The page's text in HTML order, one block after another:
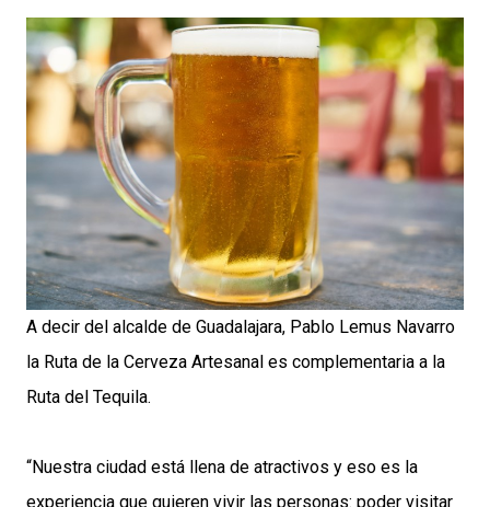
A decir del alcalde de Guadalajara, Pablo Lemus Navarro
la Ruta de la Cerveza Artesanal es complementaria a la
Ruta del Tequila.
“Nuestra ciudad está llena de atractivos y eso es la
experiencia que quieren vivir las personas: poder visitar